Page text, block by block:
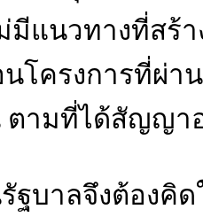
แนวทางที่สร้
โครงการที่ผ่
ามที่ได้สัญญาอ
งต้องคิดให้